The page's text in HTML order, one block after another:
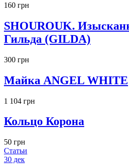
160 грн
SHOUROUK.
Гильда (GILDA)
300 грн
Майка ANGEL WHITE
1 104 грн
Кольцо Корона
50 грн
Статьи
30 дек